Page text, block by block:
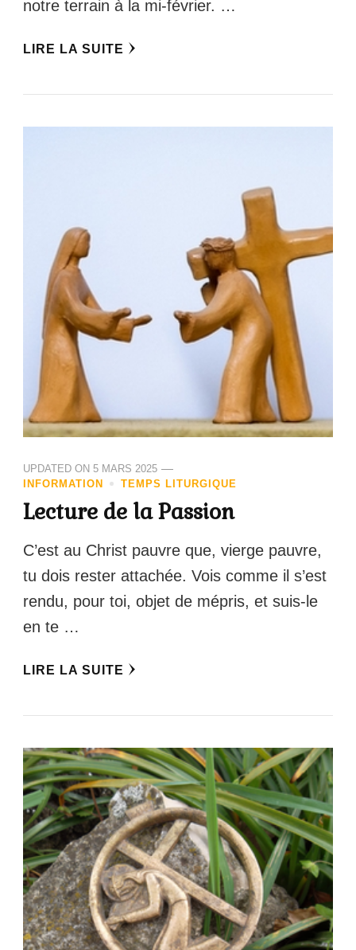
notre terrain à la mi-février. …
LIRE LA SUITE
UPDATED ON 5 MARS 2025
INFORMATION
TEMPS LITURGIQUE
Lecture de la Passion
C’est au Christ pauvre que, vierge pauvre,
tu dois rester attachée. Vois comme il s’est
rendu, pour toi, objet de mépris, et suis-le
en te …
LIRE LA SUITE